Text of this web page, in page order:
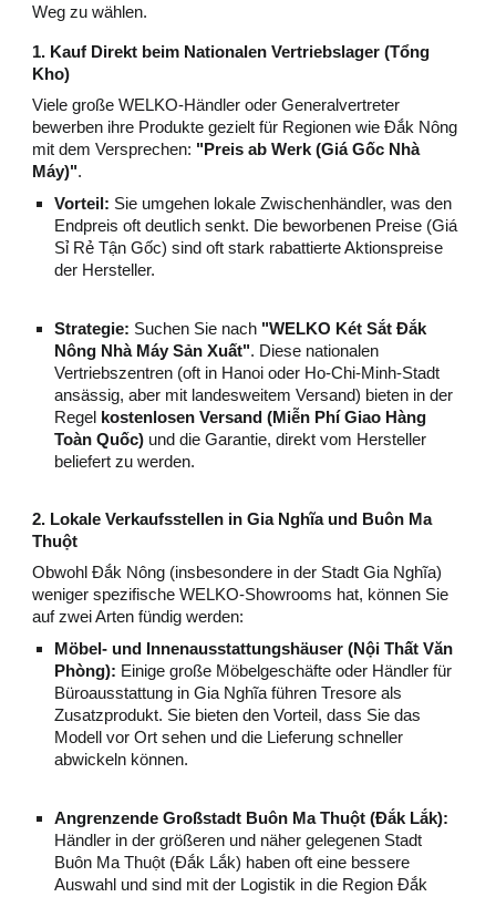
Weg zu wählen.
1. Kauf Direkt beim Nationalen Vertriebslager (Tổng
Kho)
Viele große WELKO-Händler oder Generalvertreter
bewerben ihre Produkte gezielt für Regionen wie Đắk Nông
mit dem Versprechen: "Preis ab Werk (Giá Gốc Nhà
Máy)".
Vorteil: Sie umgehen lokale Zwischenhändler, was den
Endpreis oft deutlich senkt. Die beworbenen Preise (Giá
Sỉ Rẻ Tận Gốc) sind oft stark rabattierte Aktionspreise
der Hersteller.
Strategie: Suchen Sie nach "WELKO Két Sắt Đắk
Nông Nhà Máy Sản Xuất". Diese nationalen
Vertriebszentren (oft in Hanoi oder Ho-Chi-Minh-Stadt
ansässig, aber mit landesweitem Versand) bieten in der
Regel
kostenlosen Versand (Miễn Phí Giao Hàng
Toàn Quốc) und die Garantie, direkt vom Hersteller
beliefert zu werden.
2. Lokale Verkaufsstellen in Gia Nghĩa und Buôn Ma
Thuột
Obwohl Đắk Nông (insbesondere in der Stadt Gia Nghĩa)
weniger spezifische WELKO-Showrooms hat, können Sie
auf zwei Arten fündig werden:
Möbel- und Innenausstattungshäuser (Nội Thất Văn
Phòng): Einige große Möbelgeschäfte oder Händler für
Büroausstattung in Gia Nghĩa führen Tresore als
Zusatzprodukt. Sie bieten den Vorteil, dass Sie das
Modell vor Ort sehen und die Lieferung schneller
abwickeln können.
Angrenzende Großstadt Buôn Ma Thuột (Đắk Lắk):
Händler in der größeren und näher gelegenen Stadt
Buôn Ma Thuột (Đắk Lắk) haben oft eine bessere
Auswahl und sind mit der Logistik in die Region Đắk